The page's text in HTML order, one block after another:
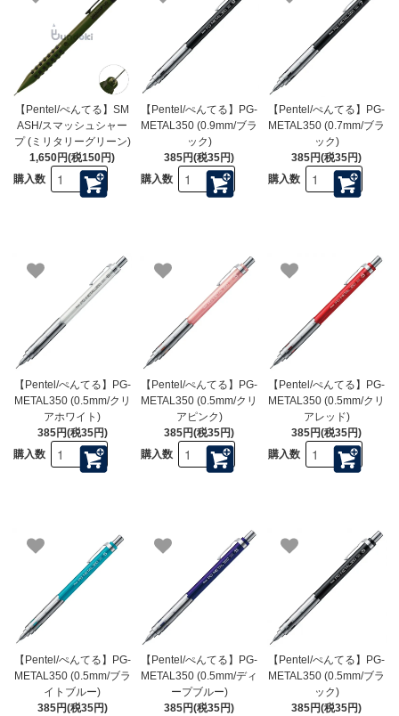
【Pentel/ぺんてる】SM
ASH/スマッシュシャー
プ (ミリタリーグリーン)
1,650円(税150円)
購入数
【Pentel/ぺんてる】PG-
METAL350 (0.9mm/ブラ
ック)
385円(税35円)
購入数
【Pentel/ぺんてる】PG-
METAL350 (0.7mm/ブラ
ック)
385円(税35円)
購入数
【Pentel/ぺんてる】PG-
METAL350 (0.5mm/クリ
アホワイト)
385円(税35円)
購入数
【Pentel/ぺんてる】PG-
METAL350 (0.5mm/クリ
アピンク)
385円(税35円)
購入数
【Pentel/ぺんてる】PG-
METAL350 (0.5mm/クリ
アレッド)
385円(税35円)
購入数
【Pentel/ぺんてる】PG-
METAL350 (0.5mm/ブラ
イトブルー)
385円(税35円)
【Pentel/ぺんてる】PG-
METAL350 (0.5mm/ディ
ープブルー)
385円(税35円)
【Pentel/ぺんてる】PG-
METAL350 (0.5mm/ブラ
ック)
385円(税35円)